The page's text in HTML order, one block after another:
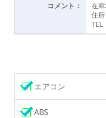
コメント：
在
住
エアコン
ABS